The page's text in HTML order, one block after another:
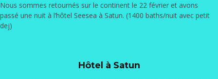
Nous sommes retournés sur le continent le 22 février et avons
passé une nuit à l’hôtel Seesea à Satun. (1400 baths/nuit avec petit
dej)
Hôtel à Satun